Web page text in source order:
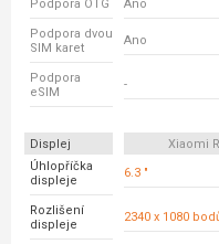
Podpora OTG Ano
Podpora dvou
SIM karet
Ano
Podpora
eSIM
-
Displej Xiaomi
Úhlopříčka
displeje
6.3 "
Rozlišení
displeje
2340 x 1080